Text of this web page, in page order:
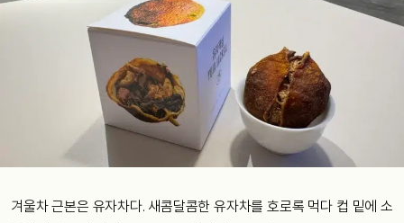
겨울차 근본은 유자차다. 새콤달콤한 유자차를 호로록 먹다 컵 밑에 소